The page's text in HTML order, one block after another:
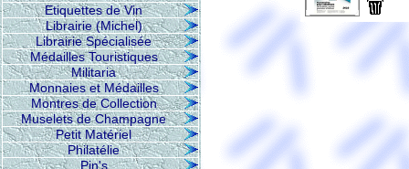
Etiquettes de Vin
Librairie (Michel)
Librairie Spécialisée
Médailles Touristiques
Militaria
Monnaies et Médailles
Montres de Collection
Muselets de Champagne
Petit Matériel
Philatélie
Pin's